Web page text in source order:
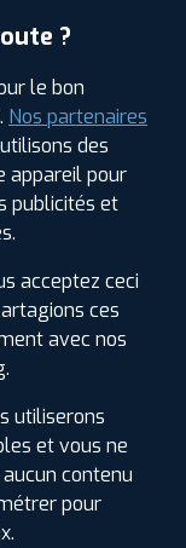
?
le bon
Nos partenaires
des
appareil pour
publicités et
acceptez ceci
ces
avec nos
utiliserons
et vous ne
contenu
pour